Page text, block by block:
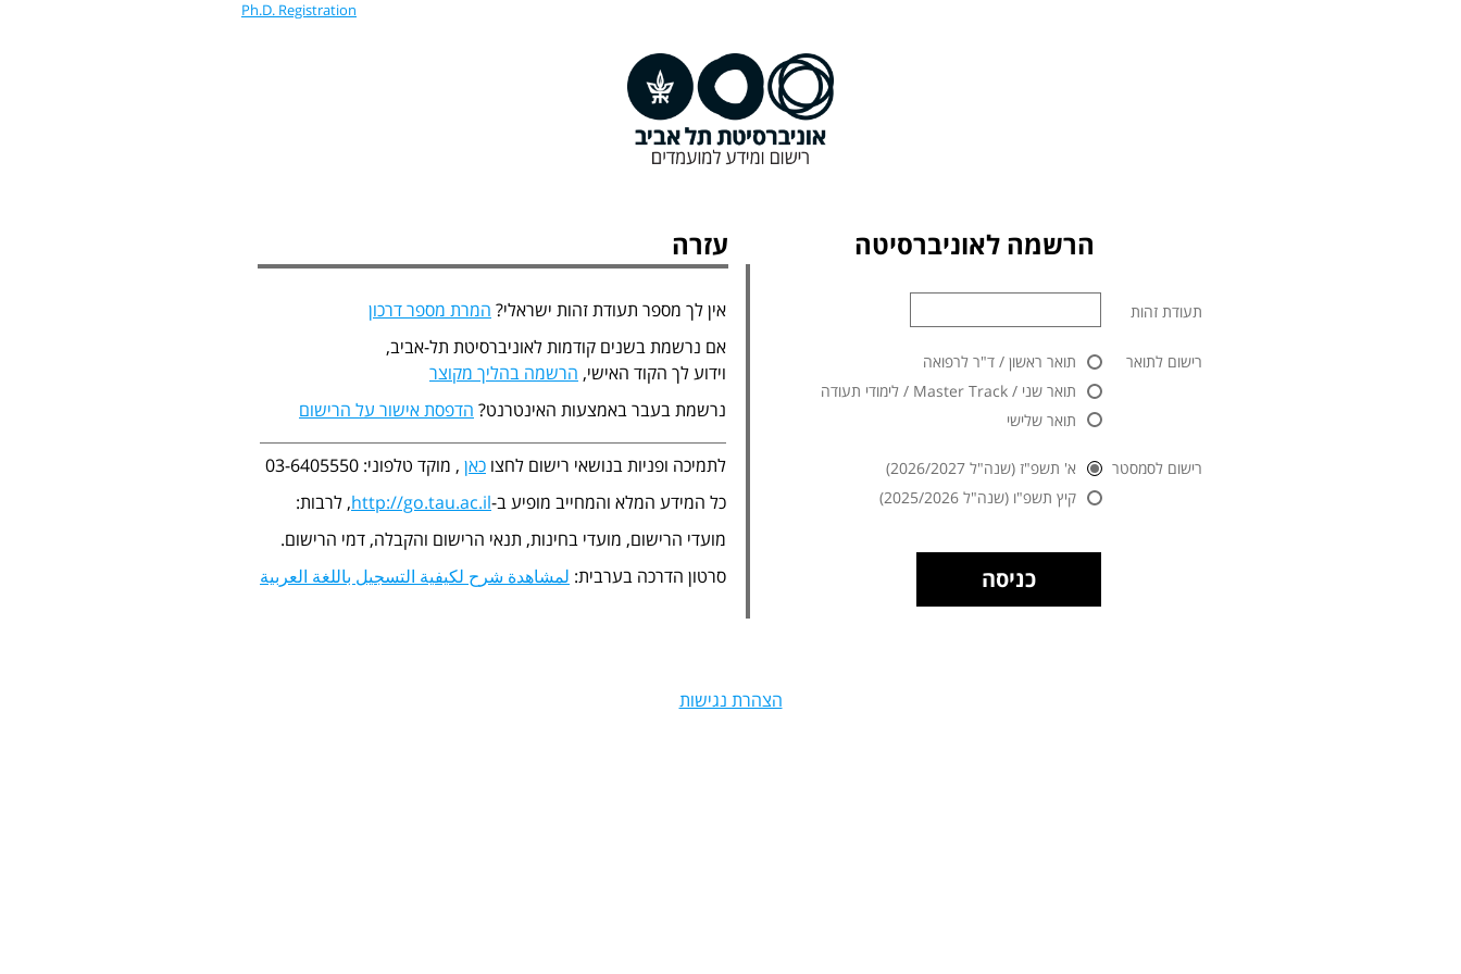
Ph.D. Registration
הרשמה לאוניברסיטה
תעודת זהות
רישום לתואר
תואר ראשון / ד"ר לרפואה
תואר שני / Master Track / לימודי תעודה
תואר שלישי
רישום לסמסטר
א' תשפ"ז (שנה"ל 2026/2027)
קיץ תשפ"ו (שנה"ל 2025/2026)
עזרה
אין לך מספר תעודת זהות ישראלי? המרת מספר דרכון
אם נרשמת בשנים קודמות לאוניברסיטת תל-אביב,
וידוע לך הקוד האישי, הרשמה בהליך מקוצר
נרשמת בעבר באמצעות האינטרנט? הדפסת אישור על הרישום
לתמיכה ופניות בנושאי רישום לחצו כאן , מוקד טלפוני: 03-6405550
כל המידע המלא והמחייב מופיע ב-http://go.tau.ac.il, לרבות:
מועדי הרישום, מועדי בחינות, תנאי הרישום והקבלה, דמי הרישום.
סרטון הדרכה בערבית: لمشاهدة شرح لكيفية التسجيل باللغة العربية
הצהרת נגישות